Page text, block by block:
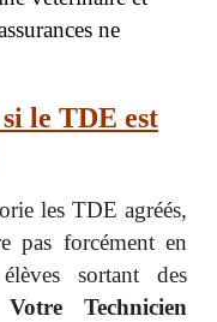
ne
le TDE est
les TDE agréés,
pas forcément en
sortant des
Votre Technicien